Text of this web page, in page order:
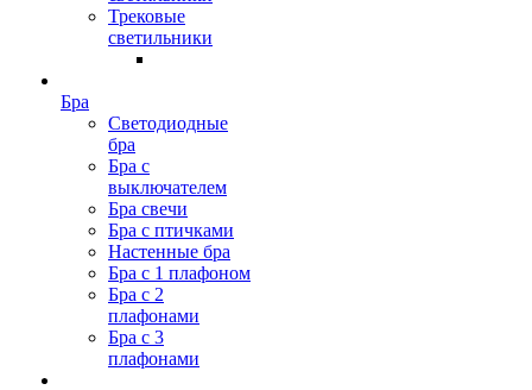
Трековые
светильники
Бра
Светодиодные
бра
Бра с
выключателем
Бра свечи
Бра с птичками
Настенные бра
Бра с 1 плафоном
Бра с 2
плафонами
Бра с 3
плафонами